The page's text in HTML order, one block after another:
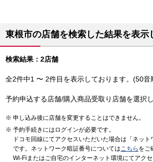
東根市の店舗を検索した結果を表示
検索結果：2店舗
全2件中1 〜 2件目を表示しております。(50音
予約申込する店舗/購入商品受取り店舗を選択し
申し込み後に店舗を変更することはできません。
予約手続きにはログインが必要です。
ドコモ回線にてアクセスいただいた場合は「ネッ
です。ネットワーク暗証番号についてはこちら をご
Wi-Fiまたはご自宅のインターネット環境にてアク